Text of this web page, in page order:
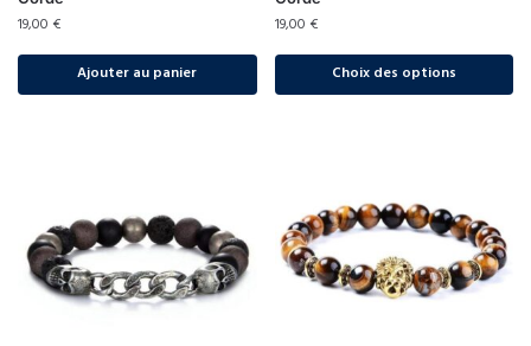
19,00 €
Ajouter au panier
19,00 €
Choix des options